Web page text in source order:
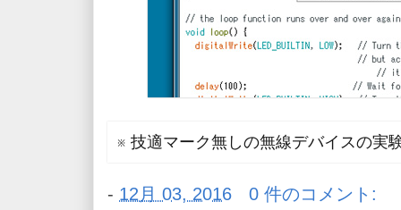
※ 技適マーク無しの無線デバイスの実
- 12月 03, 2016
0 件のコメント: